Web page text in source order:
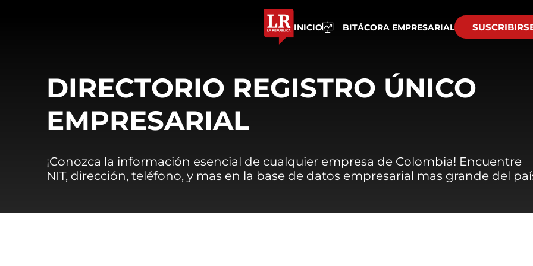
INICIO BITÁCORA EMPRESARIAL
DIRECTORIO REGISTRO ÚNICO
EMPRESARIAL
¡Conozca la información esencial de cualquier empresa de Colombia! Encuentre
NIT, dirección, teléfono, y mas en la base de datos empresarial mas grande del